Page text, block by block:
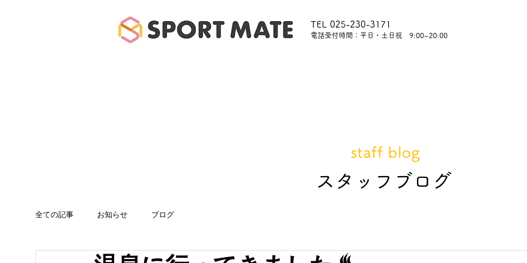
TEL 025-230-3171
​電話受付時間：平日・土日祝 9:00~20:00
全ての記事 お知らせ ブログ
​スタッフブログ
staff blog